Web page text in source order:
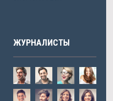
ЖУРНАЛИСТЫ